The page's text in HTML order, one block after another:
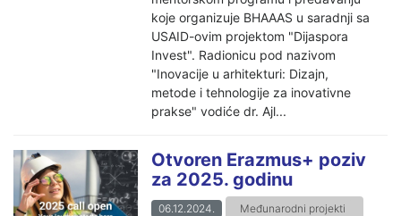
koje organizuje BHAAAS u saradnji sa
USAID-ovim projektom "Dijaspora
Invest". Radionicu pod nazivom
"Inovacije u arhitekturi: Dizajn,
metode i tehnologije za inovativne
prakse" vodiće dr. Ajl...
Otvoren Erazmus+ poziv
za 2025. godinu
06.12.2024.
Međunarodni projekti